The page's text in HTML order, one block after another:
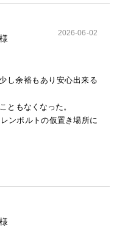
2026-06-02
し余裕もあり安心出来る
ともなくなった。
ンボルトの仮置き場所に